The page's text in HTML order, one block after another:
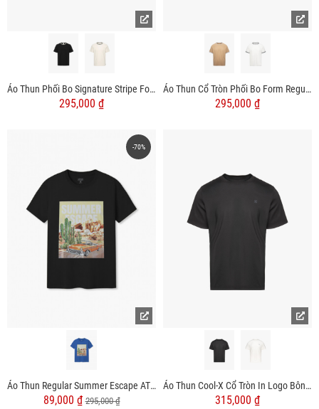
Áo Thun Phối Bo Signature Stripe Form Regular AT196
295,000 ₫
Áo Thun Cổ Tròn Phối Bo Form Regular AT180
295,000 ₫
-70%
Áo Thun Regular Summer Escape AT075
89,000 ₫295,000 ₫
Áo Thun Cool-X Cổ Tròn In Logo Bông Tuyết Form Slimfit AT188 Đen
315,000 ₫